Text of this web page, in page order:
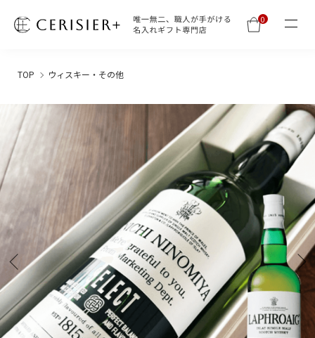
0
TOP ウィスキー・その他